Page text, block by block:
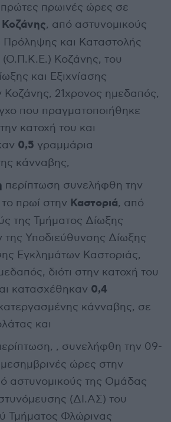
πρώτες πρωινές ώρες σε
Κοζάνης, από αστυνομικούς
και Καταστολής
(Ο.Π.Κ.Ε.) Κοζάνης, του
και Εξιχνίασης
Κοζάνης, 21χρονος ημεδαπός,
που πραγματοποιήθηκε
κατοχή του και
0,5 γραμμάρια
κάνναβης,
περίπτωση συνελήφθη την
πρωί στην Καστοριά, από
της Τμήματος Δίωξης
της Υποδιεύθυνσης Δίωξης
Εγκλημάτων Καστοριάς,
διότι στην κατοχή του
κατασχέθηκαν 0,4
κάνναβης, σε
και
, συνελήφθη την 09-
ώρες στην
αστυνομικούς της Ομάδας
(ΔΙ.ΑΣ) του
Τμήματος Φλώρινας